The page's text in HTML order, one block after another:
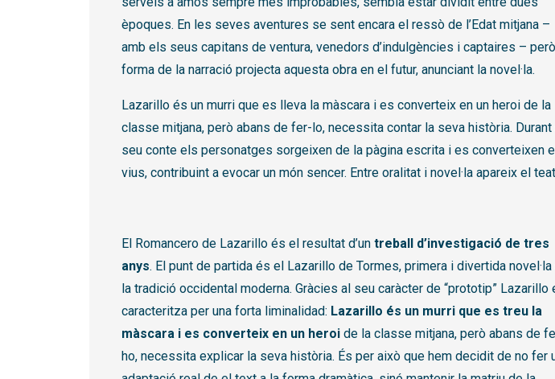
èpoques. En les seves aventures se sent encara el ressò de l’Edat mitjana –
amb els seus capitans de ventura, venedors d’indulgències i captaires –
forma de la narració projecta aquesta obra en el futur, anunciant la novel·la.
Lazarillo és un murri que es lleva la màscara i es converteix en un heroi de la
classe mitjana, però abans de fer-lo, necessita contar la seva història. Durant
seu conte els personatges sorgeixen de la pàgina escrita i es converteixen
vius, contribuint a evocar un món sencer. Entre oralitat i novel·la apareix el
El Romancero de Lazarillo és el resultat d’un treball d’investigació de tres
anys. El punt de partida és el Lazarillo de Tormes, primera i divertida novel·la
la tradició occidental moderna. Gràcies al seu caràcter de “prototip” Lazarillo
caracteritza per una forta liminalidad: Lazarillo és un murri que es treu la
màscara i es converteix en un heroi de la classe mitjana, però abans de
ho, necessita explicar la seva història. És per això que hem decidit de no fer